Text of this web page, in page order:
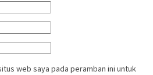
web saya pada peramban ini untuk